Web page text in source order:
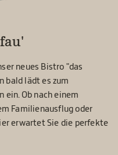
neues Bistro "das
bald l ädt es zum
ein. Ob nach einem
Familienausflug oder
erwartet Sie die perfekte